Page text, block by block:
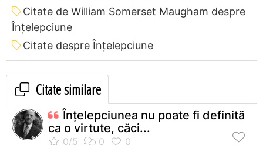
Citate de William Somerset Maugham despre
Înțelepciune
Citate despre Înțelepciune
Citate similare
Înţelepciunea nu poate fi definită
ca o virtute, căci...